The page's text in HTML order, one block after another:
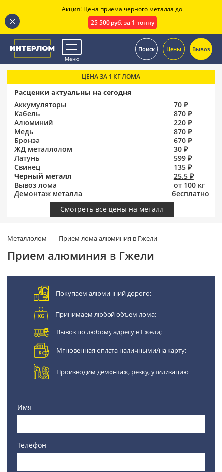
Меню
Поиск Цены Вывоз
ЦЕНА ЗА 1 КГ ЛОМА
Расценки актуальны на сегодня
Аккумуляторы
70 ₽
Кабель
870 ₽
Алюминий
220 ₽
Медь
870 ₽
Бронза
670 ₽
ЖД металлолом
30 ₽
Латунь
599 ₽
Свинец
135 ₽
Черный металл
25.5 ₽
Вывоз лома
от 100 кг
Демонтаж металла
бесплатно
Смотреть все цены на металл
Металлолом Прием лома алюминия в Гжели
Прием алюминия в Гжели
Покупаем алюминний дорого;
Принимаем любой объем лома;
Вывоз по любому адресу в Гжели;
Мгновенная оплата наличными/на карту;
Производим демонтаж, резку, утилизацию
Имя
Телефон
Акция! Цена приема черного металла до
25 500 руб. за 1 тонну
.